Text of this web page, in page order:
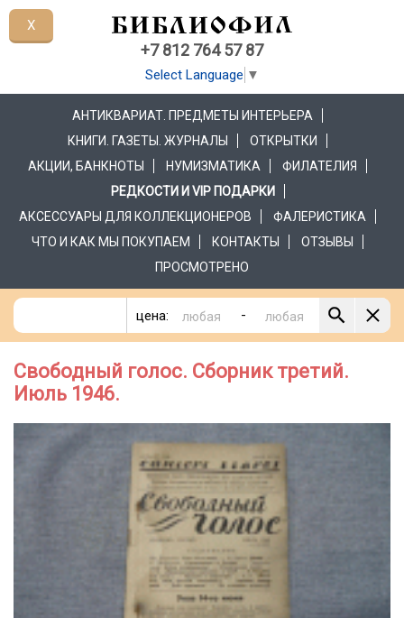
+7 812 764 57 87
Select Language ▼
АНТИКВАРИАТ. ПРЕДМЕТЫ ИНТЕРЬЕРА
КНИГИ. ГАЗЕТЫ. ЖУРНАЛЫ
ОТКРЫТКИ
АКЦИИ, БАНКНОТЫ
НУМИЗМАТИКА
ФИЛАТЕЛИЯ
РЕДКОСТИ И VIP ПОДАРКИ
АКСЕССУАРЫ ДЛЯ КОЛЛЕКЦИОНЕРОВ
ФАЛЕРИСТИКА
ЧТО И КАК МЫ ПОКУПАЕМ
КОНТАКТЫ
ОТЗЫВЫ
ПРОСМОТРЕНО
цена: -
Свободный голос. Сборник третий.
Июль 1946.
X